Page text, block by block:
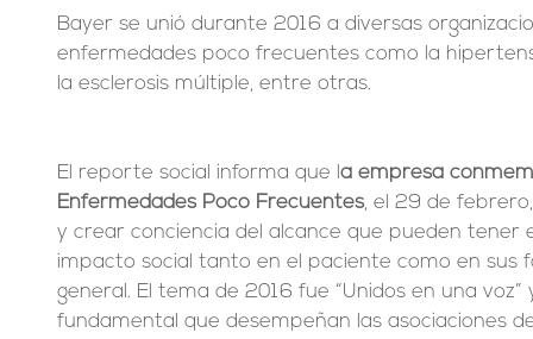
Bayer se unió durante 2016 a diversas
enfermedades poco frecuentes como la
la esclerosis múltiple, entre otras.
El reporte social informa que l a empresa
Enfermedades Poco Frecuentes, el 29 de
y crear conciencia del alcance que pueden tener
impacto social tanto en el paciente como en sus
general. El tema de 2016 fue “Unidos en una
fundamental que desempeñan las asociaciones